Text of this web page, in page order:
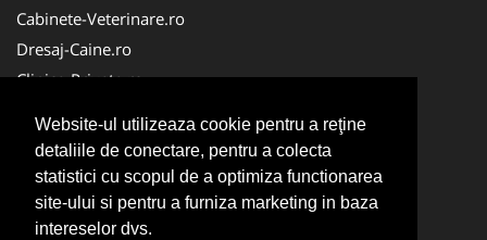
Website-ul utilizeaza cookie pentru a reţine
detaliile de conectare, pentru a colecta
statistici cu scopul de a optimiza functionarea
site-ului si pentru a furniza marketing in baza
intereselor dvs.
Cabinete-Veterinare.ro
Dresaj-Caine.ro
Clinica-Privata.ro
SalonFrizerieCanina.com
DresajCaine.ro
NonStopDeschis.ro
Veterinar-Romania.ro